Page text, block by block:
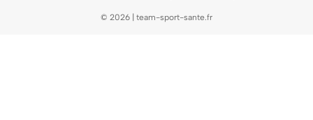
© 2026 | team-sport-sante.fr